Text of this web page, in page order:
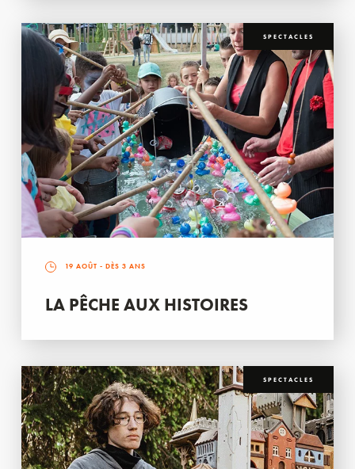
SPECTACLES
19 AOÛT - DÈS 3 ANS
LA PÊCHE AUX HISTOIRES
SPECTACLES